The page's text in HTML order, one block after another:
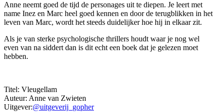
Anne neemt goed de tijd de personages uit te diepen. Je leert met
name Inez en Marc heel goed kennen en door de terugblikken in het
leven van Marc, wordt het steeds duidelijker hoe hij in elkaar zit.
Als je van sterke psychologische thrillers houdt waar je nog wel
even van na siddert dan is dit echt een boek dat je gelezen moet
hebben.
Titel: Vleugellam
Auteur: Anne van Zwieten
Uitgever:@uitgeverij_gopher